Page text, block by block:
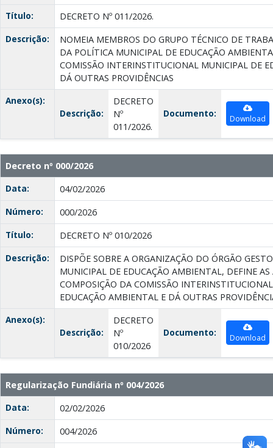
Título:
DECRETO Nº 011/2026.
Descrição:
NOMEIA MEMBROS DO GRUPO TÉCNICO DE
DA POLÍTICA MUNICIPAL DE EDUCAÇÃO
COMISSÃO INTERINSTITUCIONAL MUNICIPAL DE
DÁ OUTRAS PROVIDÊNCIAS
Anexo(s):
Descrição:
DECRETO
Nº
011/2026.
Documento: Download
Decreto nº 000/2026
Data:
04/02/2026
Número:
000/2026
Título:
DECRETO Nº 010/2026
Descrição:
DISPÕE SOBRE A ORGANIZAÇÃO DO ÓRGÃO
MUNICIPAL DE EDUCAÇÃO AMBIENTAL, DEFINE AS
COMPOSIÇÃO DA COMISSÃO
EDUCAÇÃO AMBIENTAL E DÁ OUTRAS
Anexo(s):
Descrição:
DECRETO
Nº
010/2026
Documento: Download
Regularização Fundiária nº 004/2026
Data:
02/02/2026
Número:
004/2026